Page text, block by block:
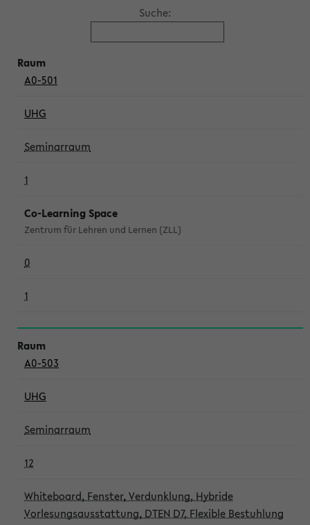
Suche:
A0-501
UHG
Seminarraum
1
Co-Learning Space
Zentrum für Lehren und Lernen (ZLL)
0
1
A0-503
UHG
Seminarraum
12
Whiteboard, Fenster, Verdunklung, Hybride
Vorlesungsausstattung, DTEN D7, Flexible Bestuhlung